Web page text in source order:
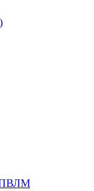
ПВЛМ